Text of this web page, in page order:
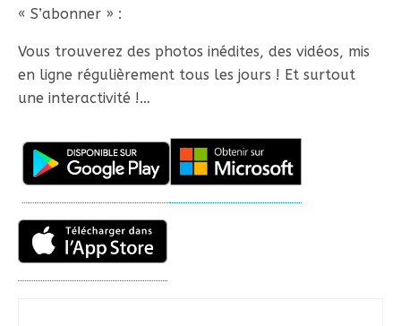
« S’abonner » :
Vous trouverez des photos inédites, des vidéos, mis
en ligne régulièrement tous les jours ! Et surtout
une interactivité !…